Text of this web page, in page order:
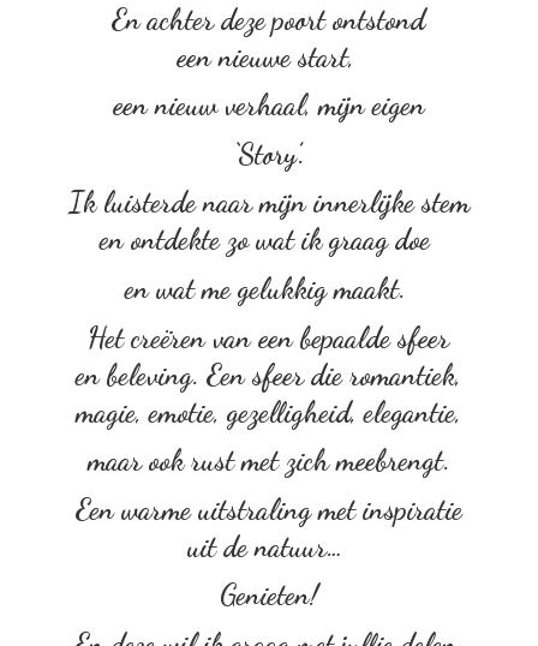
En achter deze poort ontstond
een nieuwe start,
een nieuw verhaal, mijn eigen
‘Story’.
Ik luisterde naar mijn innerlijke stem
en ontdekte zo wat ik graag doe
en wat me gelukkig maakt.
Het creëren van een bepaalde sfeer
en beleving. Een sfeer die romantiek,
magie, emotie, gezelligheid, elegantie,
maar ook rust met zich meebrengt.
Een warme uitstraling met inspiratie
uit de natuur…
Genieten!